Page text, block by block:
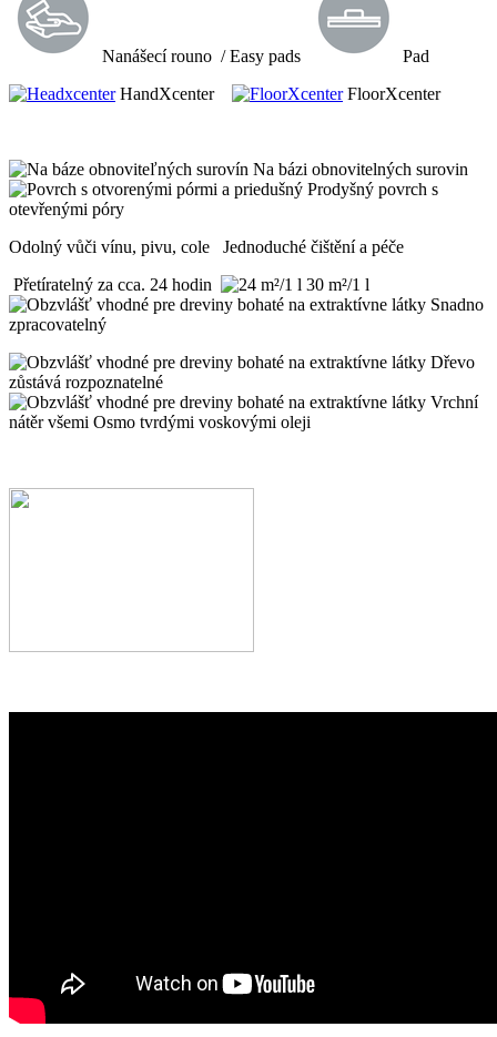
Nanášecí rouno / Easy pads
Pad
HandXcenter
FloorXcenter
Na bázi obnovitelných surovin
Prodyšný povrch s
otevřenými póry
Odolný vůči vínu, pivu, cole
Jednoduché čištění a péče
Přetíratelný za cca. 24 hodin
30 m²/1 l
Snadno
zpracovatelný
Dřevo
zůstává rozpoznatelné
Vrchní
nátěr všemi Osmo tvrdými voskovými oleji